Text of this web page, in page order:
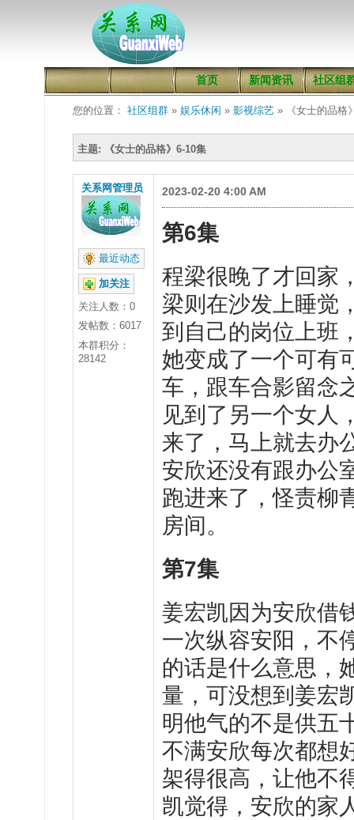
首页 新闻资讯 社区组
您的位置： 社区组群» 娱乐休闲 » 影视综艺» 《女士的品格
主题: 《女士的品格》6-10集
关系网管理员
最近动态
加关注
关注人数： 0
发帖数：6017
本群积分：
28142
2023-02-20 4:00 AM
第6集
程梁很晚了才回家
梁则在沙发上睡觉
到自己的岗位上班
她变成了一个可有
车，跟车合影留念
见到了另一个女人
来了，马上就去办
安欣还没有跟办公
跑进来了，怪责柳
房间。
第7集
姜宏凯因为安欣借
一次纵容安阳，不
的话是什么意思，
量，可没想到姜宏
明他气的不是供五
不满安欣每次都想
架得很高，让他不
凯觉得，安欣的家